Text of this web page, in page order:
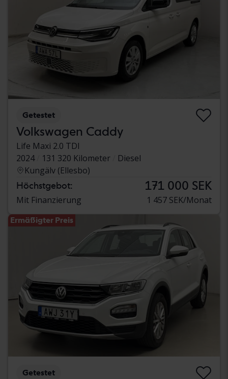
Getestet
Volkswagen Caddy
Life Maxi 2.0 TDI
2024
131 320 Kilometer
Diesel
Kungälv (Ellesbo)
Höchstgebot: 171 000 SEK
Mit Finanzierung 1 457 SEK/Monat
Ermäßigter Preis
Getestet